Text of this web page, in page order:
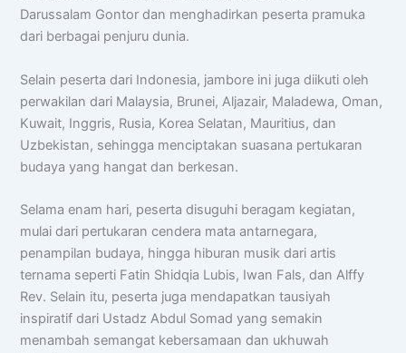
Darussalam Gontor dan menghadirkan peserta pramuka
dari berbagai penjuru dunia.
Selain peserta dari Indonesia, jambore ini juga diikuti oleh
perwakilan dari Malaysia, Brunei, Aljazair, Maladewa, Oman,
Kuwait, Inggris, Rusia, Korea Selatan, Mauritius, dan
Uzbekistan, sehingga menciptakan suasana pertukaran
budaya yang hangat dan berkesan.
Selama enam hari, peserta disuguhi beragam kegiatan,
mulai dari pertukaran cendera mata antarnegara,
penampilan budaya, hingga hiburan musik dari artis
ternama seperti Fatin Shidqia Lubis, Iwan Fals, dan Alffy
Rev. Selain itu, peserta juga mendapatkan tausiyah
inspiratif dari Ustadz Abdul Somad yang semakin
menambah semangat kebersamaan dan ukhuwah